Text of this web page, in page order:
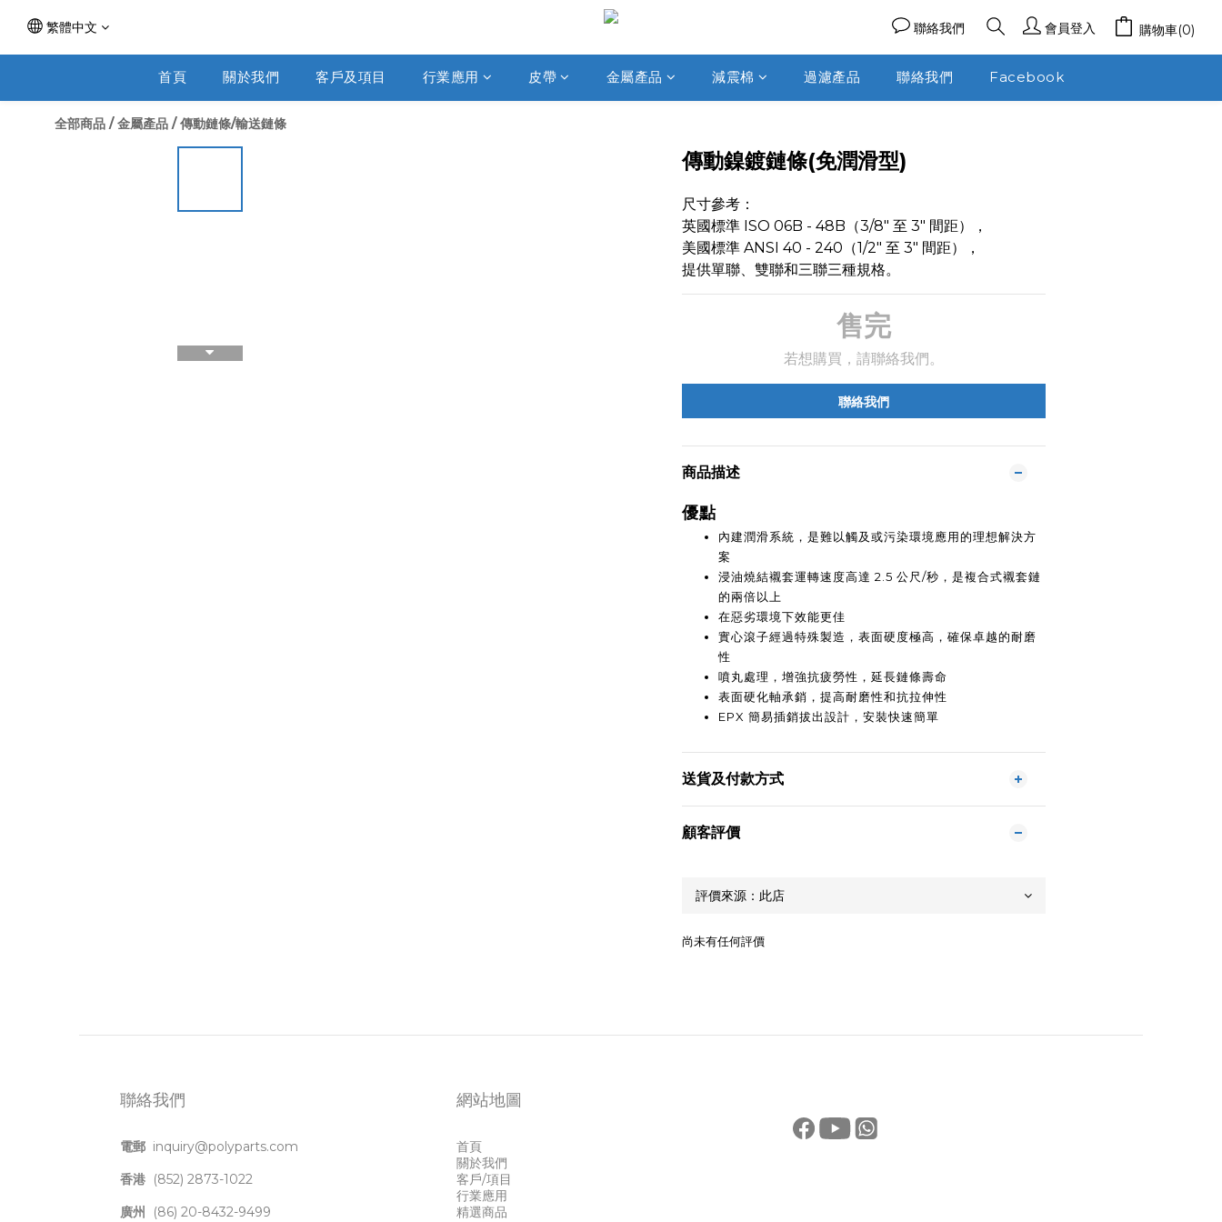
繁體中文 聯絡我們 會員登入 購物車(0)
首頁 關於我們 客戶及項目 行業應用 皮帶 金屬產品 減震棉 過濾產品 聯絡我們 Facebook
全部商品 /金屬產品 /傳動鏈條/輸送鏈條
傳動鎳鍍鏈條(免潤滑型)
尺寸參考：
英國標準 ISO 06B - 48B（3/8" 至 3" 間距），
美國標準 ANSI 40 - 240（1/2" 至 3" 間距），
提供單聯、雙聯和三聯三種規格。
售完
若想購買，請聯絡我們。
聯絡我們
商品描述
優點
內建潤滑系統，是難以觸及或污染環境應用的理想解決方
案
浸油燒結襯套運轉速度高達 2.5 公尺/秒，是複合式襯套鏈
的兩倍以上
在惡劣環境下效能更佳
實心滾子經過特殊製造，表面硬度極高，確保卓越的耐磨
性
噴丸處理，增強抗疲勞性，延長鏈條壽命
表面硬化軸承銷，提高耐磨性和抗拉伸性
EPX 簡易插銷拔出設計，安裝快速簡單
送貨及付款方式
顧客評價
尚未有任何評價
聯絡我們
電郵 inquiry@polyparts.com
香港 (852) 2873-1022
廣州
(86) 20-8432-9499
網站地圖
首頁
關於我們
客戶/項目
行業應用
精選商品